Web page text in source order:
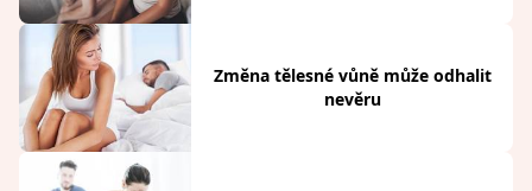
Změna tělesné vůně může odhalit
nevěru